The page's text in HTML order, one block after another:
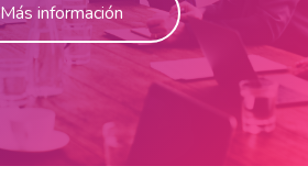
Más información